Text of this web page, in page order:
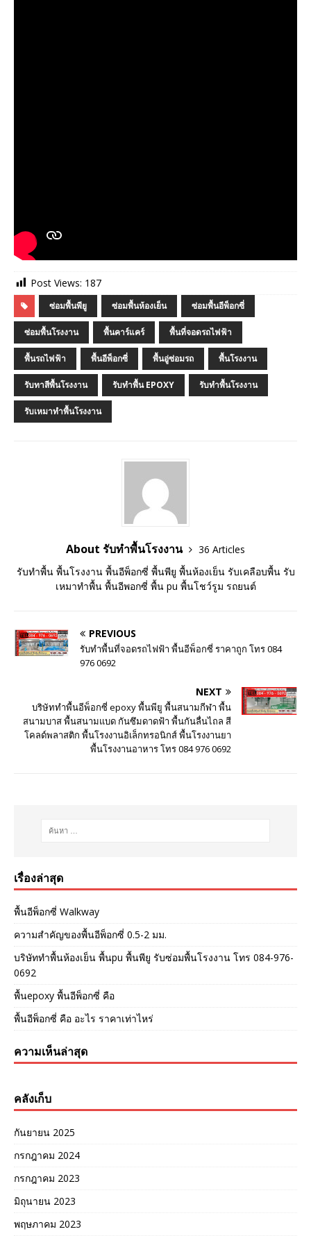
Post Views: 187
ซ่อมพื้นพียู ซ่อมพื้นห้องเย็น ซ่อมพื้นอีพ็อกซี่
ซ่อมพื้นโรงงาน พื้นคาร์แคร์ พื้นที่จอดรถไฟฟ้า
พื้นรถไฟฟ้า พื้นอีพ็อกซี่ พื้นอู่ซ่อมรถ พื้นโรงงาน
รับทาสีพื้นโรงงาน รับทำพื้น EPOXY รับทำพื้นโรงงาน
รับเหมาทำพื้นโรงงาน
About รับทำพื้นโรงงาน
36 Articles
รับทำพื้น พื้นโรงงาน พื้นอีพ็อกซี่ พื้นพียู พื้นห้องเย็น รับเคลือบพื้น รับ
เหมาทำพื้น พื้นอีพอกซี่ พื้น pu พื้นโชว์รูม รถยนต์
PREVIOUS
รับทำพื้นที่จอดรถไฟฟ้า พื้นอีพ็อกซี่ ราคาถูก โทร 084
976 0692
NEXT
บริษัททำพื้นอีพ็อกซี่ epoxy พื้นพียู พื้นสนามกีฬา พื้น
สนามบาส พื้นสนามแบด กันซึมดาดฟ้า พื้นกันลื่นไถล สี
โคลด์พลาสติก พื้นโรงงานอิเล็กทรอนิกส์ พื้นโรงงานยา
พื้นโรงงานอาหาร โทร 084 976 0692
เรื่องล่าสุด
พื้นอีพ็อกซี่ Walkway
ความสำคัญของพื้นอีพ็อกซี่ 0.5-2 มม.
บริษัททำพื้นห้องเย็น พื้นpu พื้นพียู รับซ่อมพื้นโรงงาน โทร 084-976-
0692
พื้นepoxy พื้นอีพ็อกซี่ คือ
พื้นอีพ็อกซี่ คือ อะไร ราคาเท่าไหร่
ความเห็นล่าสุด
คลังเก็บ
กันยายน 2025
กรกฎาคม 2024
กรกฎาคม 2023
มิถุนายน 2023
พฤษภาคม 2023